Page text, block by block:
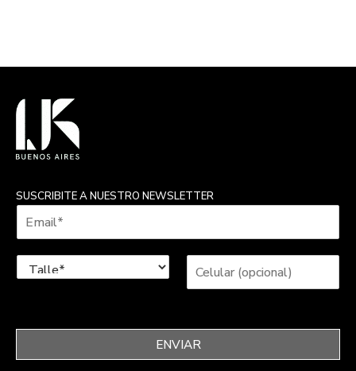
SUSCRIBITE A NUESTRO NEWSLETTER
ENVIAR